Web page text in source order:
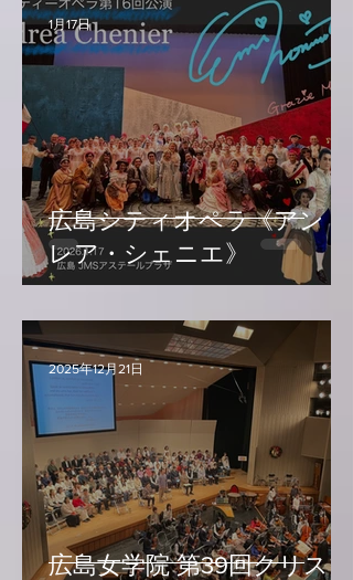
広島シティオペラ《アンド
レア・シェニエ》
1月17日
広島女学院 第39回クリスマ
2025年12月21日